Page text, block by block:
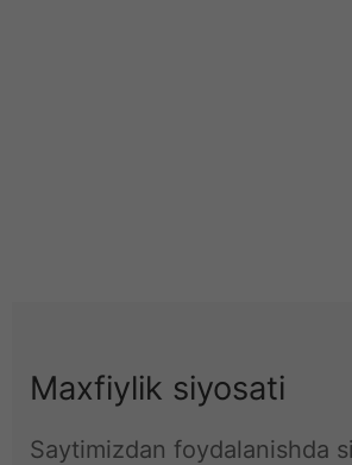
Maxfiylik siyosati
Saytimizdan foydalanishda